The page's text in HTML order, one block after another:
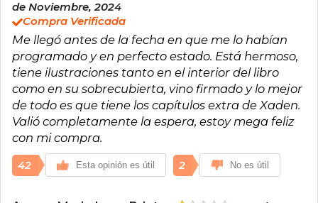
de Noviembre, 2024
Compra Verificada
Me llegó antes de la fecha en que me lo habían
programado y en perfecto estado. Está hermoso,
tiene ilustraciones tanto en el interior del libro
como en su sobrecubierta, vino firmado y lo mejor
de todo es que tiene los capítulos extra de Xaden.
Valió completamente la espera, estoy mega feliz
con mi compra.
42 Esta opinión es útil 2 No es útil